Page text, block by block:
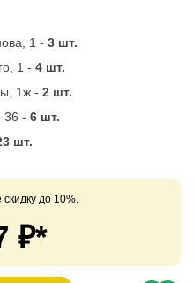
1 - 3 шт.
1 - 4 шт.
1ж - 2 шт.
36 - 6 шт.
шт.
скидку до 10%.
₽*